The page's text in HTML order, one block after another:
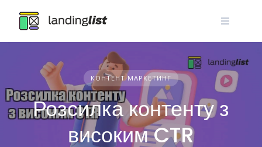
content
КОНТЕНТ МАРКЕТИНГ
Розсилка контенту з
високим CTR